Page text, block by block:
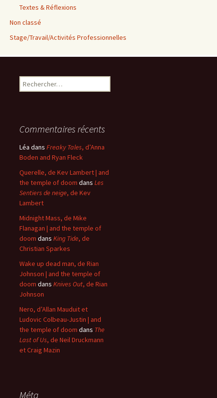
Textes & Réflexions
Non classé
Stage/Travail/Activités Professionnelles
Rechercher :
Commentaires récents
Léa dans Freaky Tales, d’Anna
Boden and Ryan Fleck
Querelle, de Kev Lambert | and
the temple of doom dans Les
Sentiers de neige, de Kev
Lambert
Midnight Mass, de Mike
Flanagan | and the temple of
doom dans King Tide, de
Christian Sparkes
Wake up dead man, de Rian
Johnson | and the temple of
doom dans Knives Out, de Rian
Johnson
Nero, d’Allan Mauduit et
Ludovic Colbeau-Justin | and
the temple of doom dans The
Last of Us, de Neil Druckmann
et Craig Mazin
Méta